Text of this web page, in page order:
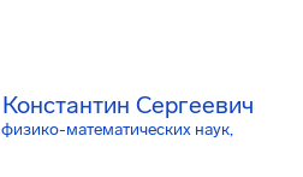
Сергеевич
математических наук,